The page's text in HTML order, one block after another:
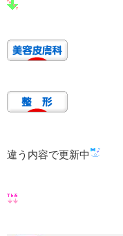
違う内容で更新中